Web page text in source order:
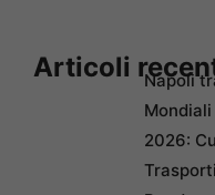
Articoli
Napoli
2026: